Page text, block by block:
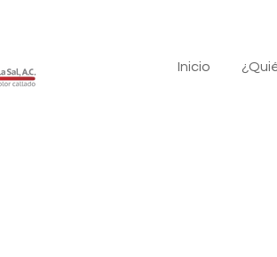
Inicio